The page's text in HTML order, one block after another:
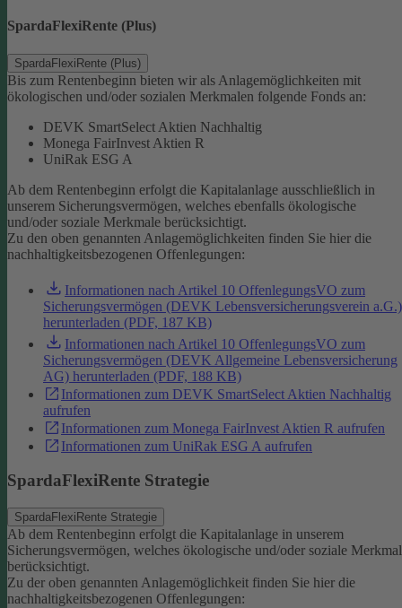
SpardaFlexiRente (Plus)
SpardaFlexiRente (Plus)
Bis zum Rentenbeginn bieten wir als Anlagemöglichkeiten mit
ökologischen und/oder sozialen Merkmalen folgende Fonds an:
DEVK SmartSelect Aktien Nachhaltig
Monega FairInvest Aktien R
UniRak ESG A
Ab dem Rentenbeginn erfolgt die Kapitalanlage ausschließlich in
unserem Sicherungsvermögen, welches ebenfalls ökologische
und/oder soziale Merkmale berücksichtigt.
Zu den oben genannten Anlagemöglichkeiten finden Sie hier die
nachhaltigkeitsbezogenen Offenlegungen:
Informationen nach Artikel 10 OffenlegungsVO zum
Sicherungsvermögen (DEVK Lebensversicherungsverein a.G.)
herunterladen (PDF, 187 KB)
Informationen nach Artikel 10 OffenlegungsVO zum
Sicherungsvermögen (DEVK Allgemeine Lebensversicherung
AG) herunterladen (PDF, 188 KB)
Informationen zum DEVK SmartSelect Aktien Nachhaltig
aufrufen
Informationen zum Monega FairInvest Aktien R aufrufen
Informationen zum UniRak ESG A aufrufen
SpardaFlexiRente Strategie
SpardaFlexiRente Strategie
Ab dem Rentenbeginn erfolgt die Kapitalanlage in unserem
Sicherungsvermögen, welches ökologische und/oder soziale
berücksichtigt.
Zu der oben genannten Anlagemöglichkeit finden Sie hier die
nachhaltigkeitsbezogenen Offenlegungen: